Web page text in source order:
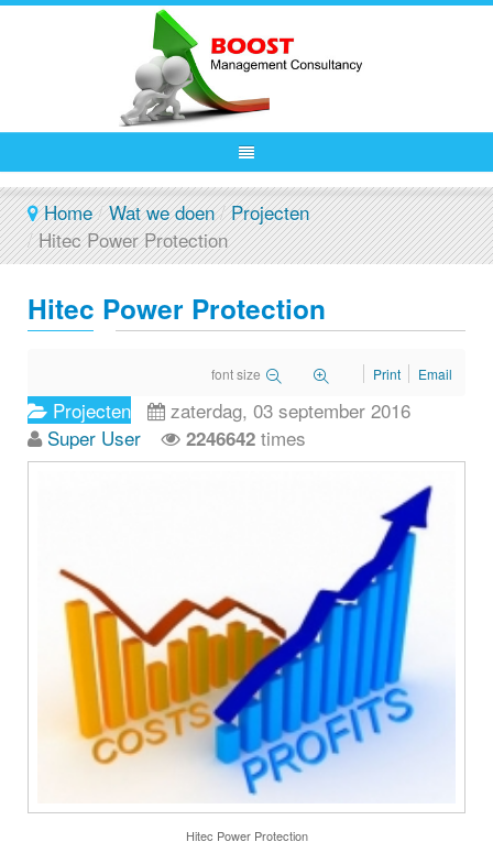
Home / Wat we doen / Projecten
/ Hitec Power Protection
Hitec Power Protection
font size Print Email
Projecten
zaterdag, 03 september 2016
Super User
2246642 times
Hitec Power Protection